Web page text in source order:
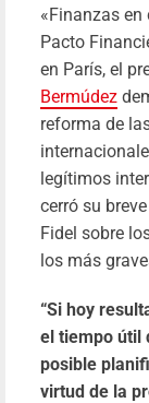
«Finanzas en
Pacto
en París, el
Bermúdez
reforma de
legítimos
cerró su
Fidel sobre
los más
“Si hoy
el tiempo útil
posible
virtud de la